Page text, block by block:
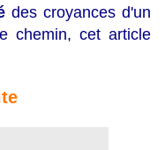
des croyances d'un
chemin, cet article